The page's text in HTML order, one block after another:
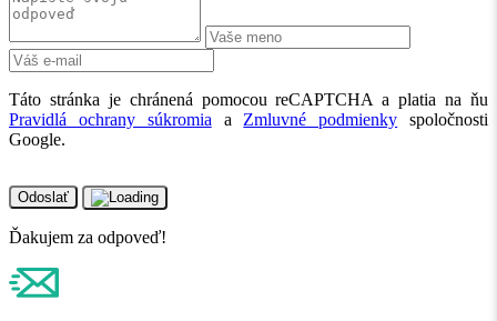
Táto stránka je chránená pomocou reCAPTCHA a platia na ňu
Pravidlá ochrany súkromia a Zmluvné podmienky spoločnosti
Google.
Odoslať
Ďakujem za odpoveď!